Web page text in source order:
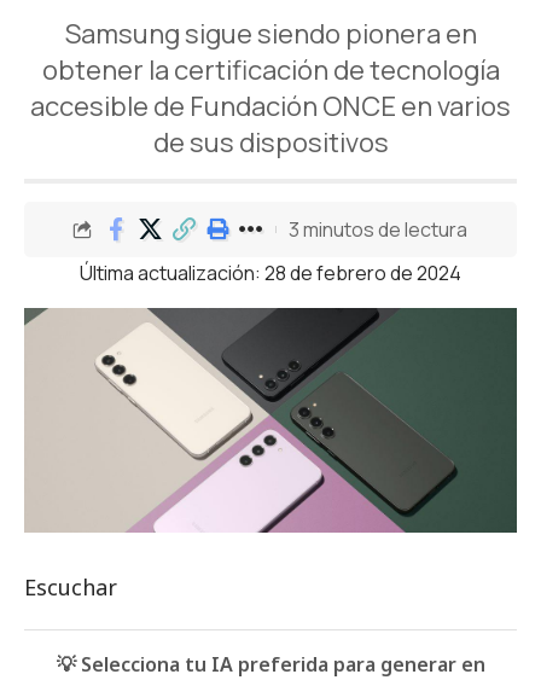
Samsung sigue siendo pionera en
obtener la certificación de tecnología
accesible de Fundación ONCE en varios
de sus dispositivos
Última actualización: 28 de febrero de 2024
3 minutos de lectura
Escuchar
💡 Selecciona tu IA preferida para generar en